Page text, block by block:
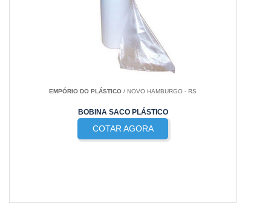
EMPÓRIO DO PLÁSTICO / NOVO HAMBURGO - RS
BOBINA SACO PLÁSTICO
COTAR AGORA